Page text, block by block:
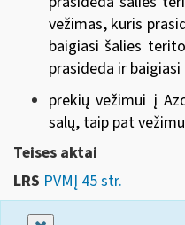
vežimas, kuris
baigiasi šalies
prasideda ir
prekių vežimui į
salų, taip pat
Teises aktai
LRS PVMĮ 45 str.